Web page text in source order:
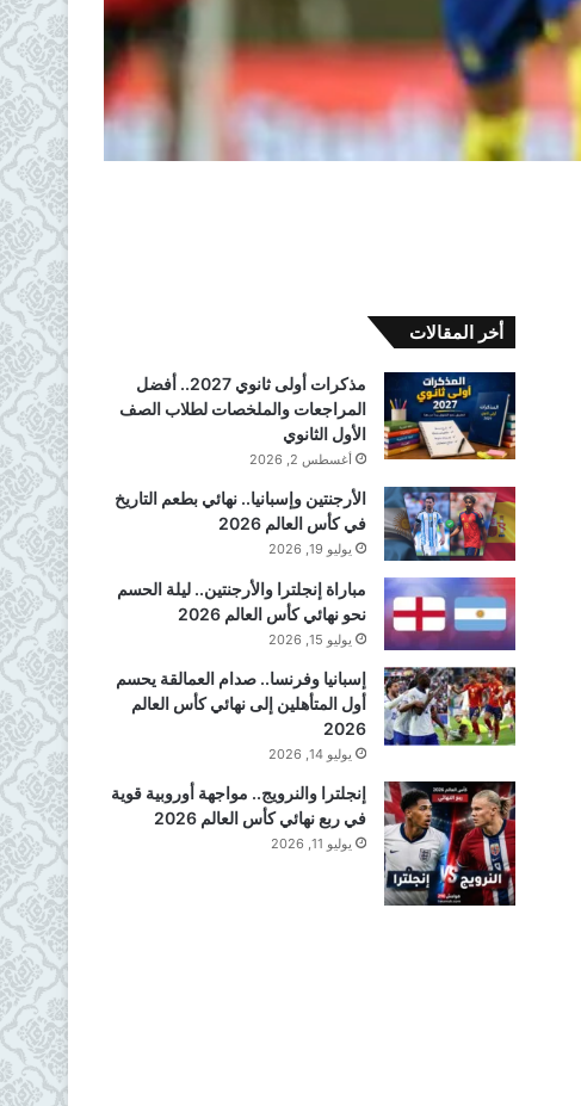
أخر المقالات
مذكرات أولى ثانوي 2027.. أفضل
المراجعات والملخصات لطلاب الصف
الأول الثانوي
أغسطس 2, 2026
الأرجنتين وإسبانيا.. نهائي بطعم التاريخ
في كأس العالم 2026
يوليو 19, 2026
مباراة إنجلترا والأرجنتين.. ليلة الحسم
نحو نهائي كأس العالم 2026
يوليو 15, 2026
إسبانيا وفرنسا.. صدام العمالقة يحسم
أول المتأهلين إلى نهائي كأس العالم
2026
يوليو 14, 2026
إنجلترا والنرويج.. مواجهة أوروبية قوية
في ربع نهائي كأس العالم 2026
يوليو 11, 2026